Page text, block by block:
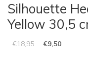
Silhouette
Yellow 30,5
€18,95 €9,50